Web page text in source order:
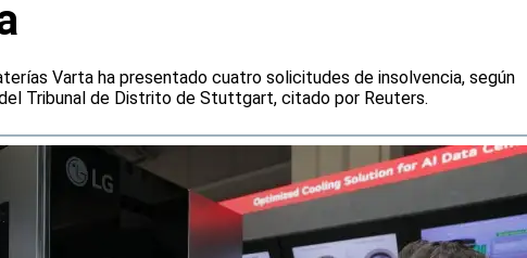
Varta ha presentado cuatro solicitudes de insolvencia, según
Tribunal de Distrito de Stuttgart, citado por Reuters.